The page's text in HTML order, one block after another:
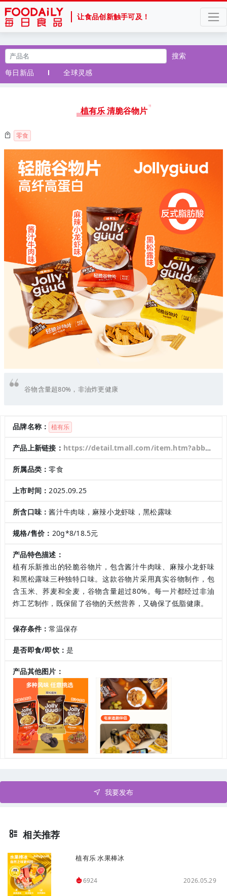
让食品创新触手可及！
搜索
每日新品
全球灵感
植有乐 清脆谷物片
零食
谷物含量超80%，非油炸更健康
品牌名称： 植有乐
产品上新链接： https://detail.tmall.com/item.htm?abbucket=1&id=926828290747&mi_id=00008wsNwq7itT309gg2tuSxYzDqiOxEyfHVrMAhOLAA7K4&ns=1&priceTId=21504a0717588157418845291e0f49&skuId=6021531839444&spm=a21n57.1.hoverItem.1&utparam=%7B%22aplus_abtest%22%3A%22c8b2cc88a03c9b7b111272f66d054e1d%22%7D&xxc=taobaoSearch
所属品类：零食
上市时间：2025.09.25
所含口味：酱汁牛肉味，麻辣小龙虾味，黑松露味
规格/售价： 20g*8/18.5元
产品特色描述：
植有乐新推出的轻脆谷物片，包含酱汁牛肉味、麻辣小龙虾味
和黑松露味三种独特口味。这款谷物片采用真实谷物制作，包
含玉米、荞麦和全麦，谷物含量超过80%。每一片都经过非油
炸工艺制作，既保留了谷物的天然营养，又确保了低脂健康。
保存条件：常温保存
是否即食/即饮：是
产品其他图片：
我要发布
相关推荐
植有乐 水果棒冰
6924 2026.05.29